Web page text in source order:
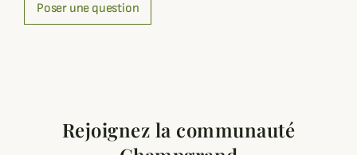
Poser une question
Rejoignez la communauté